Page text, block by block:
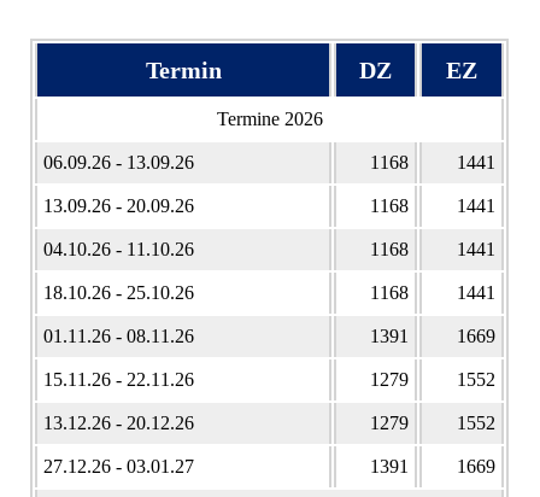
Termin DZ EZ
Termine 2026
06.09.26 - 13.09.26 1168 1441
13.09.26 - 20.09.26 1168 1441
04.10.26 - 11.10.26 1168 1441
18.10.26 - 25.10.26 1168 1441
01.11.26 - 08.11.26 1391 1669
15.11.26 - 22.11.26 1279 1552
13.12.26 - 20.12.26 1279 1552
27.12.26 - 03.01.27 1391 1669